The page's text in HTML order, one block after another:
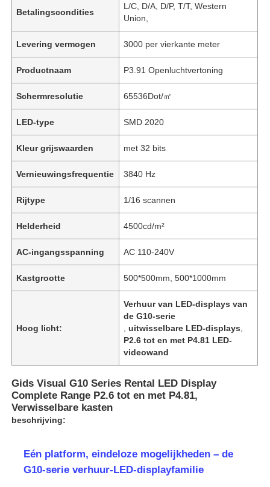
Betalingscondities
L/C, D/A, D/P, T/T, Western
Union,
Levering vermogen 3000 per vierkante meter
Productnaam P3.91 Openluchtvertoning
Schermresolutie 65536Dot/㎡
LED-type SMD 2020
Kleur grijswaarden met 32 bits
Vernieuwingsfrequentie 3840 Hz
Rijtype 1/16 scannen
Helderheid 4500cd/m²
AC-ingangsspanning AC 110-240V
Kastgrootte 500*500mm, 500*1000mm
Hoog licht:
Verhuur van LED-displays van
de G10-serie
,uitwisselbare LED-displays
P2.6 tot en met P4.81 LED-
videowand
Gids Visual G10 Series Rental LED Display
Complete Range P2.6 tot en met P4.81,
Verwisselbare kasten
beschrijving:
Eén platform, eindeloze mogelijkheden – de
G10-serie verhuur-LED-displayfamilie